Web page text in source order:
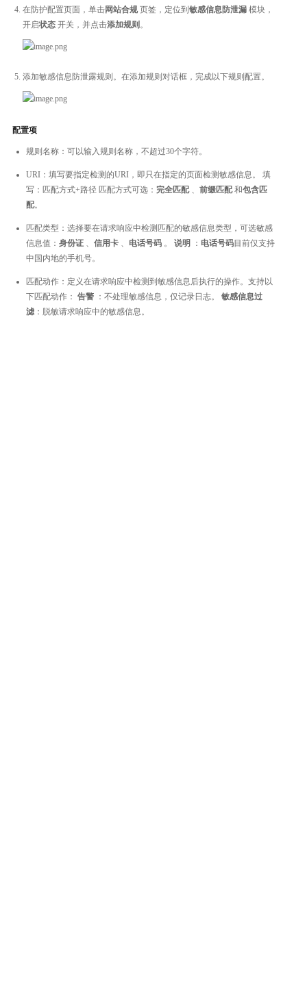
在防护配置页面，单击网站合规页签，定位到敏感信息防泄漏 模块，
开启状态 开关，并点击添加规则 。
添加敏感信息防泄露规则。在添加规则对话框，完成以下规则配置。
配置项
规则名称：可以输入规则名称，不超过30个字符。
URI：填写要指定检测的URI，即只在指定的页面检测敏感信息。 填
写：匹配方式+路径 匹配方式可选： 完全匹配、 前缀匹配和包含匹
配。
匹配类型：选择要在请求响应中检测匹配的敏感信息类型，可选敏感
信息值： 身份证 信用卡 电话号码 。 说明 ： 电话号码目前仅支持
中国内地的手机号。
匹配动作：定义在请求响应中检测到敏感信息后执行的操作。支持以
下匹配动作： 告警 ：不处理敏感信息，仅记录日志。 敏感信息过
滤 ：脱敏请求响应中的敏感信息。